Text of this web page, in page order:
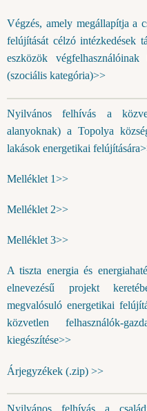
Végzés, amely megállapítja a
felújítását célzó intézkedések
eszközök
(szociális kategória)>>
Nyilvános felhívás a
alanyoknak) a Topolya
lakások energetikai
Melléklet 1>>
Melléklet 2>>
Melléklet 3>>
A tiszta energia és
elnevezésű projekt
megvalósuló energetikai
közvetlen felhasználók-
kiegészítése>>
Árjegyzékek (.zip) >>
Nyilvános felhívás a